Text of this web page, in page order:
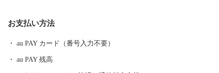
がかかります。 通常よりもひときわ大きく、身のしまりが格別な
町では集落ごとに一軒以上「蕎麦屋」という屋号を持つ家があっ
お支払い方法
au PAY カード（番号入力不要）
au PAY 残高